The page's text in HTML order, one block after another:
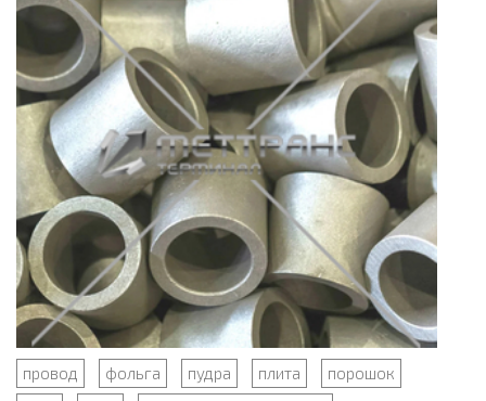
провод фольга пудра плита
порошок